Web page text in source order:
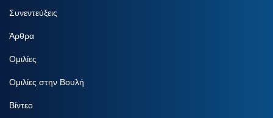
Συνεντεύξεις
Άρθρα
Ομιλίες
Ομιλίες στην Βουλή
Βίντεο